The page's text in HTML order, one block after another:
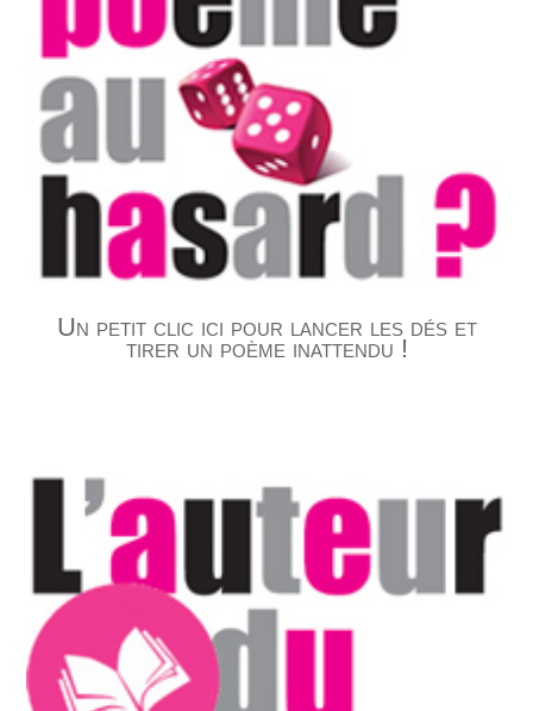
Un petit clic ici pour lancer les dés et
tirer un poème inattendu !